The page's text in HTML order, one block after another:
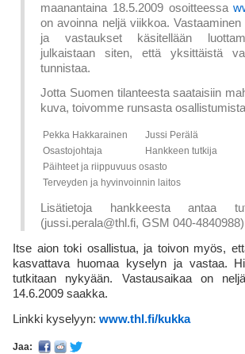
maanantaina 18.5.2009 osoitteessa
on avoinna neljä viikkoa.
ja vastaukset käsitellään
julkaistaan siten, että yksittäistä
tunnistaa.
Jotta Suomen tilanteesta saataisiin
kuva, toivomme runsasta
Pekka Hakkarainen
Jussi Perälä
Osastojohtaja
Hankkeen tutkija
Päihteet ja riippuvuus osasto
Terveyden ja hyvinvoinnin laitos
Lisätietoja hankkeesta antaa
(jussi.perala@thl.fi, GSM 040-4840988)
Itse aion toki osallistua, ja toivon myös,
kasvattava huomaa kyselyn ja vastaa.
tutkitaan nykyään. Vastausaikaa on
14.6.2009 saakka.
Linkki kyselyyn: www.thl.fi/kukka
Jaa: